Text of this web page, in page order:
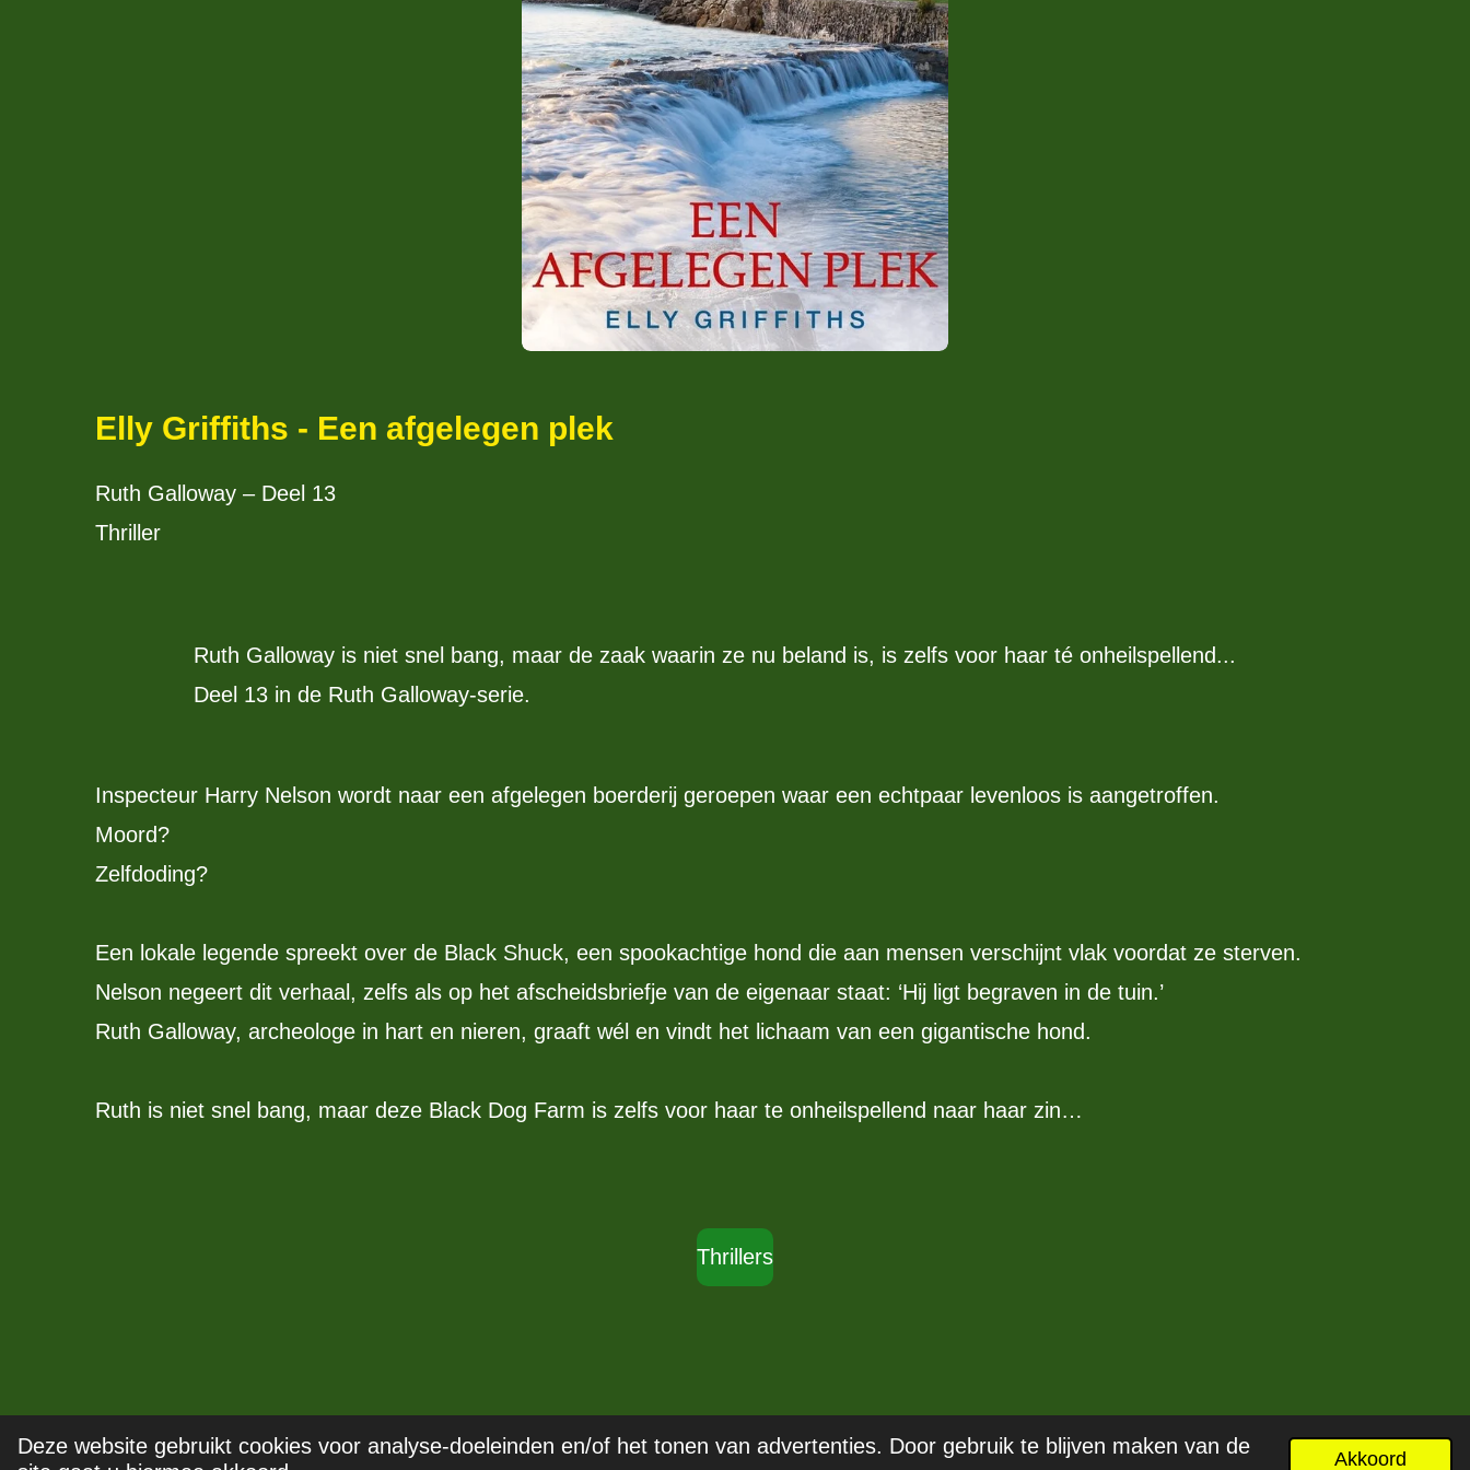
Deze website gebruikt cookies voor analyse-doeleinden en/of het tonen van advertenties. Door gebruik te blijven maken van de
Akkoord
Elly Griffiths - Een afgelegen plek
Ruth Galloway – Deel 13
Thriller
Ruth Galloway is niet snel bang, maar de zaak waarin ze nu beland is, is zelfs voor haar té onheilspellend...
Deel 13 in de Ruth Galloway-serie.
Inspecteur Harry Nelson wordt naar een afgelegen boerderij geroepen waar een echtpaar levenloos is aangetroffen.
Moord?
Zelfdoding?
Een lokale legende spreekt over de Black Shuck, een spookachtige hond die aan mensen verschijnt vlak voordat ze sterven.
Nelson negeert dit verhaal, zelfs als op het afscheidsbriefje van de eigenaar staat: ‘Hij ligt begraven in de tuin.’
Ruth Galloway, archeologe in hart en nieren, graaft wél en vindt het lichaam van een gigantische hond.
Ruth is niet snel bang, maar deze Black Dog Farm is zelfs voor haar te onheilspellend naar haar zin…
Thrillers
© 2020 - 2026 Powered byJouwWeb